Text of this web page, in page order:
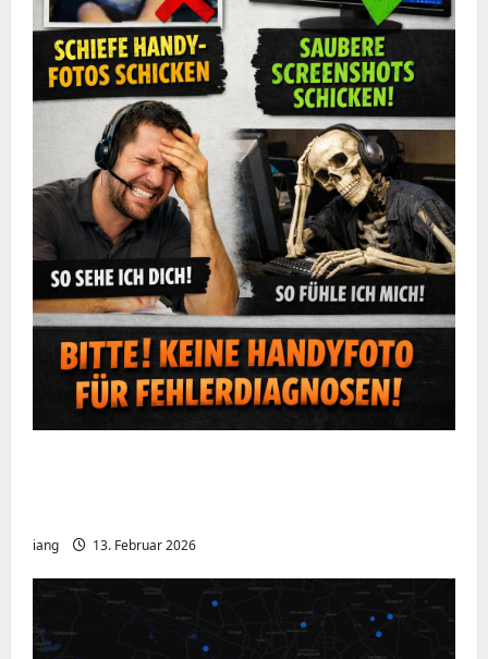
iang 13. Februar 2026